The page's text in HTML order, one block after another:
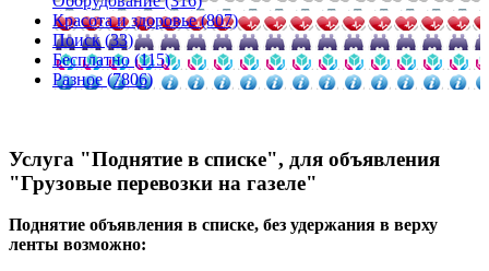
Красота и здоровье (807)
Поиск (33)
Бесплатно (115)
Разное (7806)
Услуга "Поднятие в списке", для объявления
"Грузовые перевозки на газеле"
Поднятие объявления в списке, без удержания в верху
ленты возможно: